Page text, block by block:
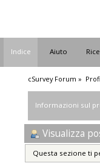
Indice Aiuto
cSurvey Forum »
Informazioni sul
Visualizza
Questa sezione ti